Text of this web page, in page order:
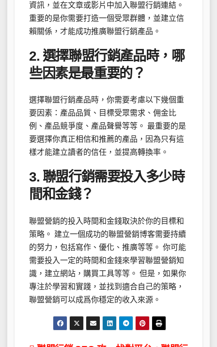
資訊，並在文章或影片中加入聯盟行銷連結。
重要的是你需要打造一個受眾群體，並建立信
賴關係，才能成功推廣聯盟行銷產品。
2. 選擇聯盟行銷產品時，哪
些因素是最重要的？
選擇聯盟行銷產品時，你需要考慮以下幾個重
要因素：產品品質、目標受眾需求、佣金比
例、產品競爭度、產品聲譽等等。 最重要的是
要選擇你真正相信和推薦的產品，因為只有這
樣才能建立讀者的信任，並提高轉換率。
3. 聯盟行銷需要投入多少時
間和金錢？
聯盟營銷的投入時間和金錢取決於你的目標和
策略。 建立一個成功的聯盟營銷博客需要持續
的努力，包括寫作、優化、推廣等等。 你可能
需要投入一定的時間和金錢來學習聯盟營銷知
識，建立網站，購買工具等等。 但是，如果你
專注於學習和實踐，並找到適合自己的策略，
聯盟營銷可以成爲你穩定的收入來源。